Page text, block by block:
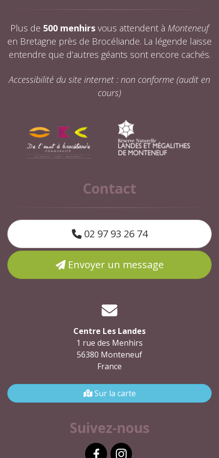
Plus de 500 menhirs vous attendent à Monteneuf
en Bretagne près de Brocéliande. La légende laisse
entendre que d’autres géants sont encore cachés.
Accessibilité du site internet : non conforme (audit en
cours)
Contact
02 97 93 26 74
Envoyer un message
Centre Les Landes
1 rue des Menhirs
56380 Monteneuf
France
Sur la carte
Suivez-nous